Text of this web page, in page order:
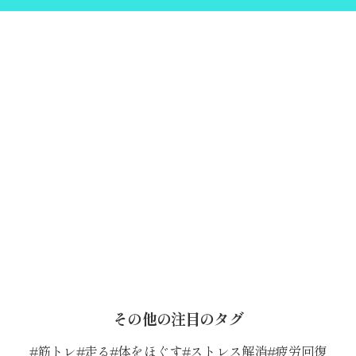
その他の注目のタグ
筋トレ 走る 体をほぐす ストレス解消 疲労回復